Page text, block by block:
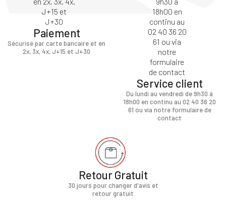
Paiement
Sécurisé par carte bancaire et en
2x, 3x, 4x, J+15 et J+30
Service client
Du lundi au vendredi de 9h30 à
18h00 en continu au 02 40 36 20
61 ou via notre formulaire de
contact
Retour Gratuit
30 jours pour changer d'avis et
retour gratuit